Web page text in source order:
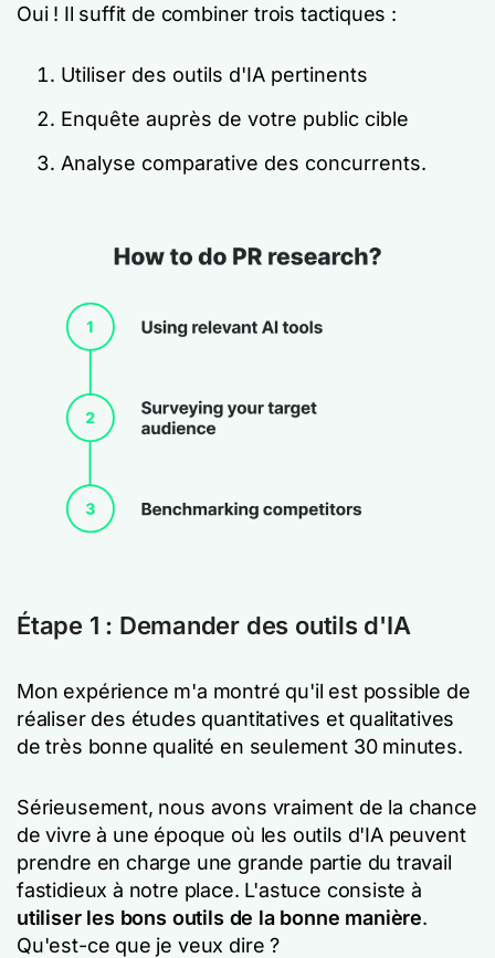
Oui ! Il suffit de combiner trois tactiques :
Utiliser des outils d'IA pertinents
Enquête auprès de votre public cible
Analyse comparative des concurrents.
Étape 1 : Demander des outils d'IA
Mon expérience m'a montré qu'il est possible de
réaliser des études quantitatives et qualitatives
de très bonne qualité en seulement 30 minutes.
Sérieusement, nous avons vraiment de la chance
de vivre à une époque où les outils d'IA peuvent
prendre en charge une grande partie du travail
fastidieux à notre place. L'astuce consiste à
utiliser les bons outils de la bonne manière.
Qu'est-ce que je veux dire ?